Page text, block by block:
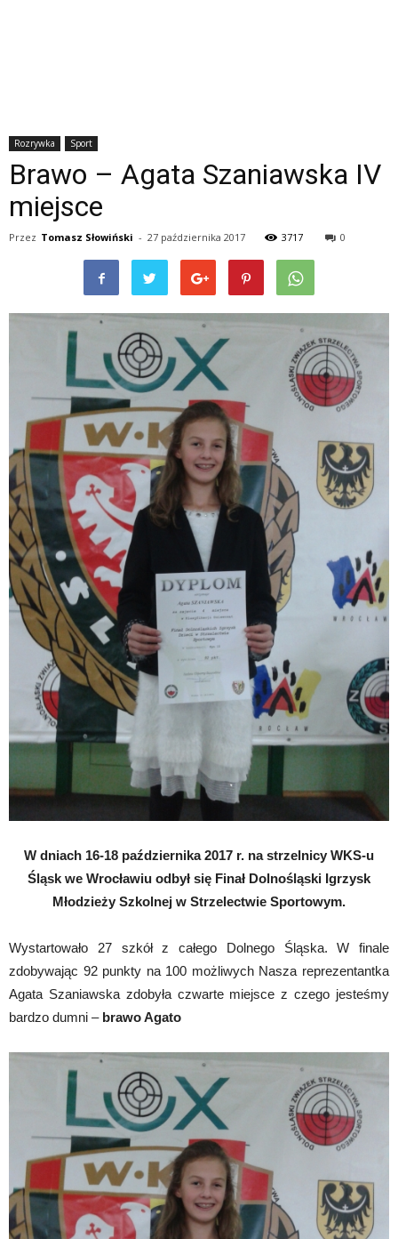
Rozrywka Sport
Brawo – Agata Szaniawska IV
miejsce
Przez Tomasz Słowiński - 27 października 2017 3717 0
W dniach 16-18 października 2017 r. na strzelnicy WKS-u
Śląsk we Wrocławiu odbył się Finał Dolnośląski Igrzysk
Młodzieży Szkolnej w Strzelectwie Sportowym.
Wystartowało 27 szkół z całego Dolnego Śląska. W finale
zdobywając 92 punkty na 100 możliwych Nasza reprezentantka
Agata Szaniawska zdobyła czwarte miejsce z czego jesteśmy
bardzo dumni – brawo Agato